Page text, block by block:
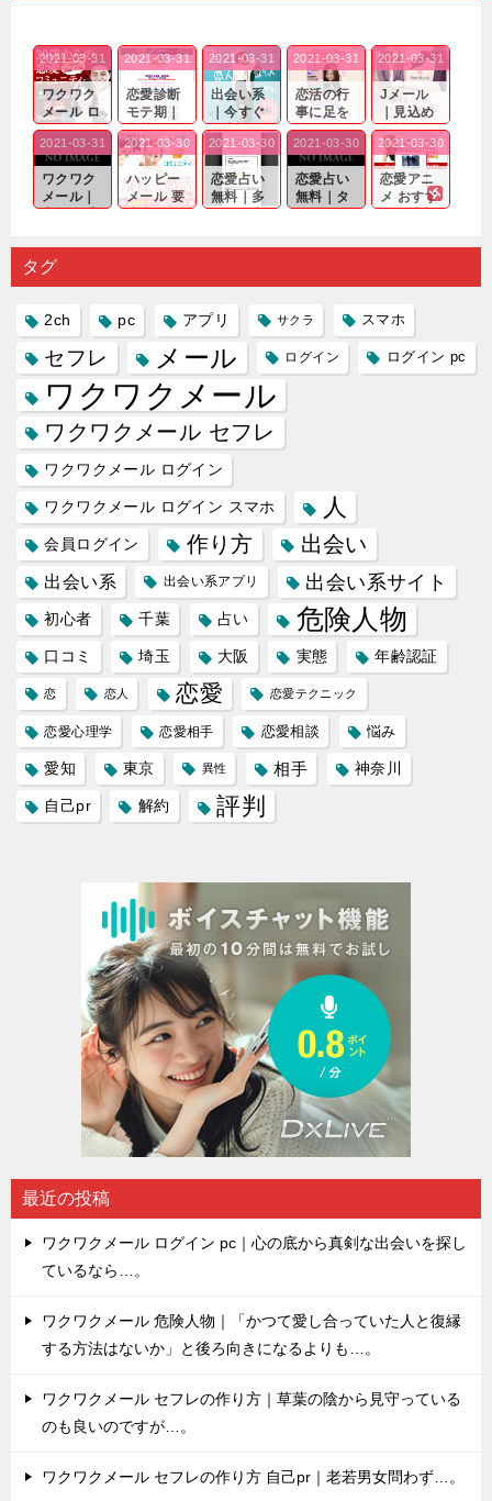
ワクワク
メール ロ
グイン pc
｜心の底
から真
剣...
2021-03-31
恋愛診断
モテ期｜
老若男女
問わ
ず…。
2021-03-31
出会い系
｜今すぐ
仲良くな
れる相手
探しをし
たいと...
2021-03-31
恋活の行
事に足を
運んでも
出会いの
チャンス
が訪れ...
2021-03-31
Jメール
｜見込め
る効果が
確実なも
のであっ
ても…...
2021-03-31
ワクワク
メール｜
り会った
人に軽...
2021-03-31
ハッピー
メール 要
するので
2021-03-30
恋愛占い
無料｜多
プリの内
2021-03-30
恋愛占い
無料｜タ
る人に恋
2021-03-30
恋愛アニ
メ おすす
雑で素人
2021-03-30
タグ
2ch pc アプリ サクラ スマホ
セフレ メール ログイン ログイン pc
ワクワクメール
ワクワクメール セフレ
ワクワクメール ログイン
ワクワクメール ログイン スマホ 人
会員ログイン 作り方 出会い
出会い系 出会い系アプリ 出会い系サイト
初心者 千葉 占い 危険人物
口コミ 埼玉 大阪 実態 年齢認証
恋 恋人 恋愛 恋愛テクニック
恋愛心理学 恋愛相手 恋愛相談 悩み
愛知 東京 異性 相手 神奈川
自己pr 解約 評判
最近の投稿
ワクワクメール ログイン pc｜心の底から真剣な出会いを探し
ているなら…。
ワクワクメール 危険人物｜「かつて愛し合っていた人と復縁
する方法はないか」と後ろ向きになるよりも…。
ワクワクメール セフレの作り方｜草葉の陰から見守っている
のも良いのですが…。
ワクワクメール セフレの作り方 自己pr｜老若男女問わず…。